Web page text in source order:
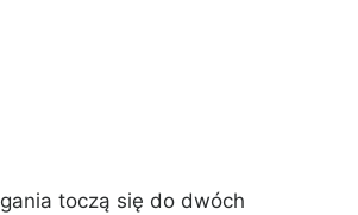
toczą się do dwóch